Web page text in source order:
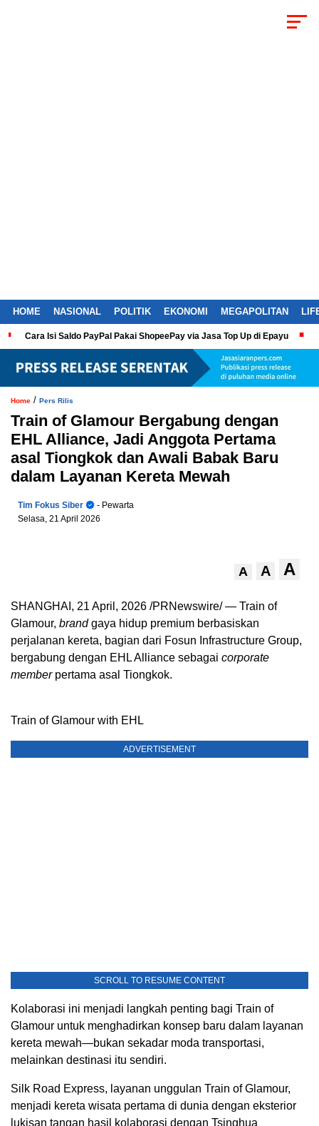
HOME NASIONAL POLITIK EKONOMI MEGAPOLITAN
Cara Isi Saldo PayPal Pakai ShopeePay via Jasa Top Up di Epayu
Home / Pers Rilis
Train of Glamour Bergabung dengan
EHL Alliance, Jadi Anggota Pertama
asal Tiongkok dan Awali Babak Baru
dalam Layanan Kereta Mewah
Tim Fokus Siber
- Pewarta
Selasa, 21 April 2026
A A A
SHANGHAI , 21 April, 2026 /PRNewswire/ — Train of
Glamour, brandgaya hidup premium berbasiskan
perjalanan kereta, bagian dari Fosun Infrastructure Group,
bergabung dengan EHL Alliance sebagai corporate
memberpertama asal Tiongkok.
Train of Glamour with EHL
ADVERTISEMENT
SCROLL TO RESUME CONTENT
Kolaborasi ini menjadi langkah penting bagi Train of
Glamour untuk menghadirkan konsep baru dalam layanan
kereta mewah—bukan sekadar moda transportasi,
melainkan destinasi itu sendiri.
Silk Road Express, layanan unggulan Train of Glamour,
menjadi kereta wisata pertama di dunia dengan eksterior
lukisan tangan hasil kolaborasi dengan Tsinghua